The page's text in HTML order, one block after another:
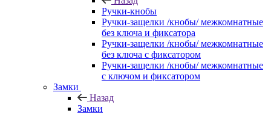
Ручки-кнобы
Ручки-защелки /кнобы/ межкомнатные
без ключа и фиксатора
Ручки-защелки /кнобы/ межкомнатные
без ключа с фиксатором
Ручки-защелки /кнобы/ межкомнатные
с ключом и фиксатором
Замки
Назад
Замки